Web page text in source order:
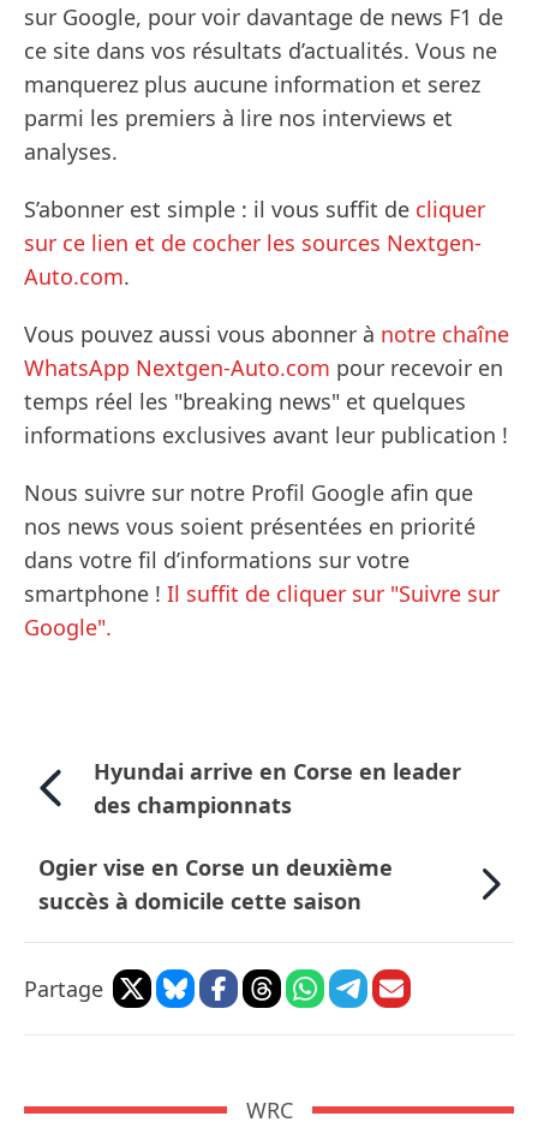
sur Google, pour voir davantage de news F1 de
ce site dans vos résultats d’actualités. Vous ne
manquerez plus aucune information et serez
parmi les premiers à lire nos interviews et
analyses.
S’abonner est simple : il vous suffit de cliquer
sur ce lien et de cocher les sources Nextgen-
Auto.com.
Vous pouvez aussi vous abonner à notre chaîne
WhatsApp Nextgen-Auto.com pour recevoir en
temps réel les "breaking news" et quelques
informations exclusives avant leur publication !
Nous suivre sur notre Profil Google afin que
nos news vous soient présentées en priorité
dans votre fil d’informations sur votre
smartphone ! Il suffit de cliquer sur "Suivre sur
Google".
Hyundai arrive en Corse en leader
des championnats
Ogier vise en Corse un deuxième
succès à domicile cette saison
Partage
WRC